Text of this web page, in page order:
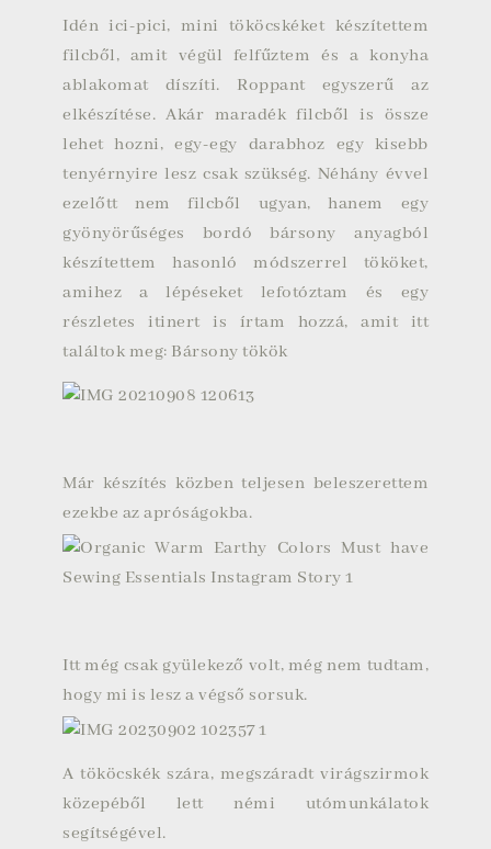
Idén ici-pici, mini tököcskéket készítettem
filcből, amit végül felfűztem és a konyha
ablakomat díszíti. Roppant egyszerű az
elkészítése. Akár maradék filcből is össze
lehet hozni, egy-egy darabhoz egy kisebb
tenyérnyire lesz csak szükség. Néhány évvel
ezelőtt nem filcből ugyan, hanem egy
gyönyörűséges bordó bársony anyagból
készítettem hasonló módszerrel tököket,
amihez a lépéseket lefotóztam és egy
részletes itinert is írtam hozzá, amit itt
találtok meg: Bársony tökök
Már készítés közben teljesen beleszerettem
ezekbe az apróságokba.
Itt még csak gyülekező volt, még nem tudtam,
hogy mi is lesz a végső sorsuk.
A tököcskék szára, megszáradt virágszirmok
közepéből lett némi utómunkálatok
segítségével.